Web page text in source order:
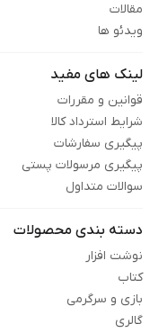
مقالات
ویدئو ها
لینک های مفید
قوانین و مقررات
شرایط استرداد کالا
پیگیری سفارشات
پیگیری مرسولات پستی
سوالات متداول
دسته بندی محصولات
نوشت افزار
کتاب
بازی و سرگرمی
گالری